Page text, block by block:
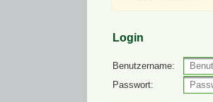
Login
Benutzername:
Passwort: